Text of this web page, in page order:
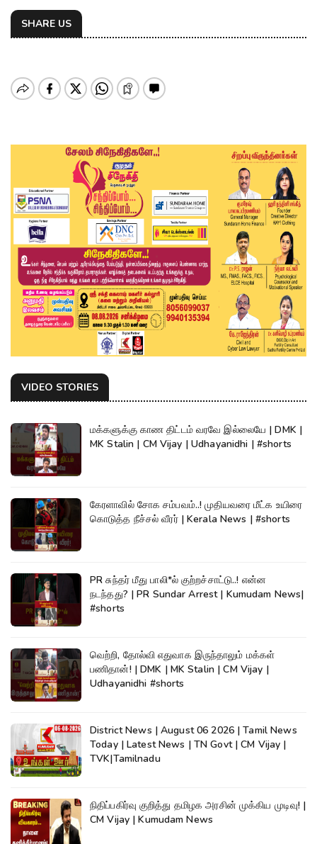
SHARE US
VIDEO STORIES
மக்களுக்கு காண திட்டம் வரவே இல்லையே | DMK |
MK Stalin | CM Vijay | Udhayanidhi | #shorts
கேரளாவில் சோக சம்பவம்..! முதியவரை மீட்க உயிரை
கொடுத்த நீச்சல் வீரர் | Kerala News | #shorts
PR சுந்தர் மீது பாலி*ல் குற்றச்சாட்டு..! என்ன
நடந்தது? | PR Sundar Arrest | Kumudam News|
#shorts
வெற்றி, தோல்வி எதுவாக இருந்தாலும் மக்கள்
பணிதான்! | DMK | MK Stalin | CM Vijay |
Udhayanidhi #shorts
District News | August 06 2026 | Tamil News
Today | Latest News | TN Govt | CM Vijay |
TVK|Tamilnadu
நிதிப்பகிர்வு குறித்து தமிழக அரசின் முக்கிய முடிவு! |
CM Vijay | Kumudam News